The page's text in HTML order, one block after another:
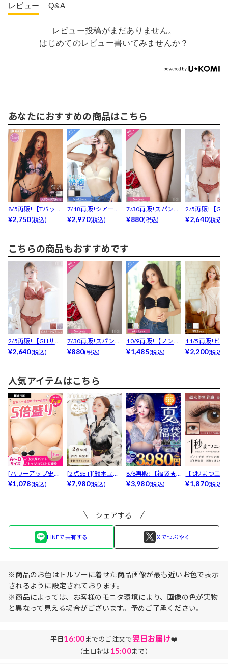
レビュー Q&A
レビュー投稿がまだありません。
はじめてのレビュー書いてみませんか？
あなたにおすすめの商品はこちら
8/5再販!【Tバッ
ク】【3点セッ
¥2,750(税込)
7/18再販!シアーメ
ッシュシームレス...
¥2,970(税込)
7/30再販!スパンコ
ールリボンコード...
¥880(税込)
2/5再販!【GH
ズ】レーシィ
¥2,640(税込)
こちらの商品もおすすめです
2/5再販!【GHサイ
ズ】レーシィスカ...
¥2,640(税込)
7/30再販!スパンコ
ールリボンコード...
¥880(税込)
10/9再販!【ノンワ
イヤー】スパーク...
¥1,485(税込)
11/5再販!ビジ
ストラップシ
¥2,200(税込)
人気アイテムはこちら
[パワーアップ史上
最強5倍盛りアップ
¥1,078(税込)
[2点SET][鈴木ユリ
ア(baby)...
¥7,980(税込)
8/8再販!【福袋★
ブラセット3点
¥3,980(税込)
【1秒まつエ
リュームタイ
¥1,870(税込)
シェアする
LINEで共有する Ｘでつぶやく
※商品のお色はトルソーに着せた商品画像が最も近いお色で表示
されるように設定されております。
※商品によっては、お客様のモニタ環境により、画像の色が実物
と異なって見える場合がございます。予めご了承ください。
平日16:00までのご注文で翌日お届け❤️
（土日祝は15:00まで）